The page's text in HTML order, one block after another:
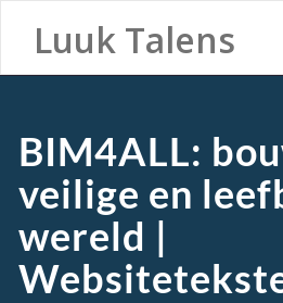
Luuk Talens
BIM4ALL:
veilige en
wereld |